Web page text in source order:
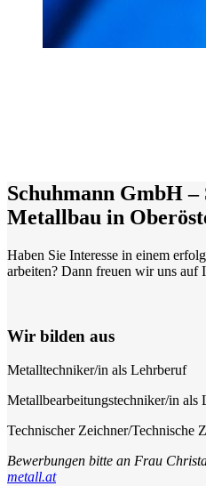
Schuhmann GmbH –
Metallbau in
Haben Sie Interesse in einem
arbeiten? Dann freuen wir uns auf
Wir bilden aus
Metalltechniker/in als Lehrberuf
Metallbearbeitungstechniker/in als
Technischer Zeichner/Technische
Bewerbungen bitte an Frau
metall.at